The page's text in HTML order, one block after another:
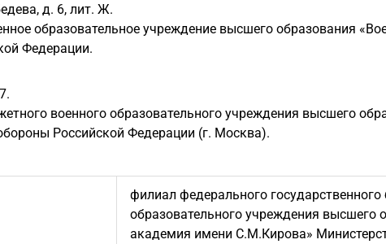
д. 6, лит. Ж.
образовательное учреждение высшего образования
Федерации.
военного образовательного учреждения высшего
Российской Федерации (г. Москва).
филиал федерального
образовательного учреждения высшего
академия имени С.М.Кирова»